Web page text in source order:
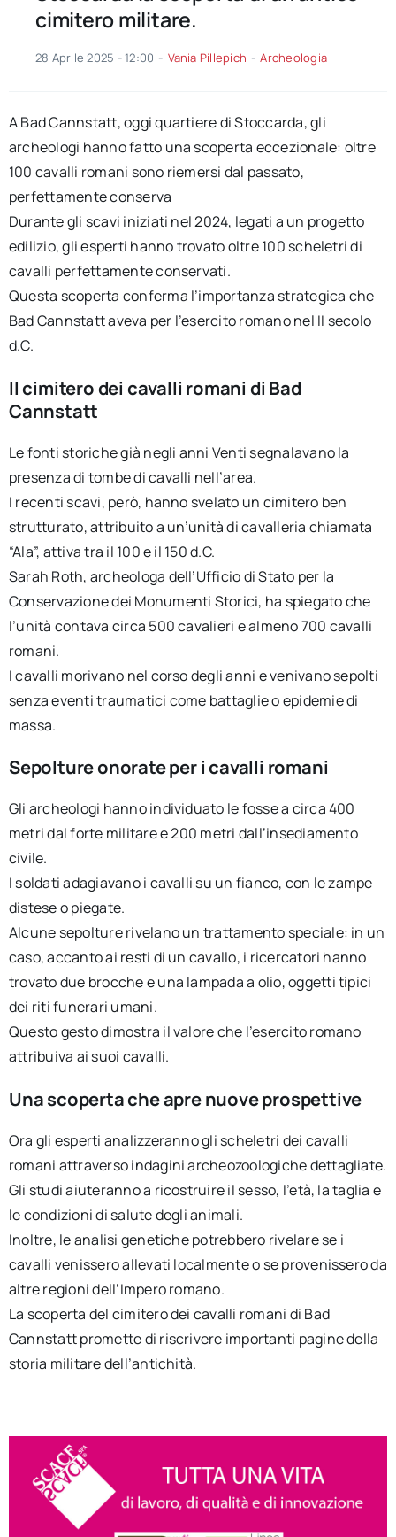
cimitero militare.
28 Aprile 2025 - 12:00 - Vania Pillepich - Archeologia
A Bad Cannstatt, oggi quartiere di Stoccarda, gli
archeologi hanno fatto una scoperta eccezionale: oltre
100 cavalli romani sono riemersi dal passato,
perfettamente conserva
Durante gli scavi iniziati nel 2024, legati a un progetto
edilizio, gli esperti hanno trovato oltre 100 scheletri di
cavalli perfettamente conservati.
Questa scoperta conferma l’importanza strategica che
Bad Cannstatt aveva per l’esercito romano nel II secolo
d.C.
Il cimitero dei cavalli romani di Bad
Cannstatt
Le fonti storiche già negli anni Venti segnalavano la
presenza di tombe di cavalli nell’area.
I recenti scavi, però, hanno svelato un cimitero ben
strutturato, attribuito a un’unità di cavalleria chiamata
“Ala”, attiva tra il 100 e il 150 d.C.
Sarah Roth, archeologa dell’Ufficio di Stato per la
Conservazione dei Monumenti Storici, ha spiegato che
l’unità contava circa 500 cavalieri e almeno 700 cavalli
romani.
I cavalli morivano nel corso degli anni e venivano sepolti
senza eventi traumatici come battaglie o epidemie di
massa.
Sepolture onorate per i cavalli romani
Gli archeologi hanno individuato le fosse a circa 400
metri dal forte militare e 200 metri dall’insediamento
civile.
I soldati adagiavano i cavalli su un fianco, con le zampe
distese o piegate.
Alcune sepolture rivelano un trattamento speciale: in un
caso, accanto ai resti di un cavallo, i ricercatori hanno
trovato due brocche e una lampada a olio, oggetti tipici
dei riti funerari umani.
Questo gesto dimostra il valore che l’esercito romano
attribuiva ai suoi cavalli.
Una scoperta che apre nuove prospettive
Ora gli esperti analizzeranno gli scheletri dei cavalli
romani attraverso indagini archeozoologiche dettagliate.
Gli studi aiuteranno a ricostruire il sesso, l’età, la taglia e
le condizioni di salute degli animali.
Inoltre, le analisi genetiche potrebbero rivelare se i
cavalli venissero allevati localmente o se provenissero da
altre regioni dell’Impero romano.
La scoperta del cimitero dei cavalli romani di Bad
Cannstatt promette di riscrivere importanti pagine della
storia militare dell’antichità.